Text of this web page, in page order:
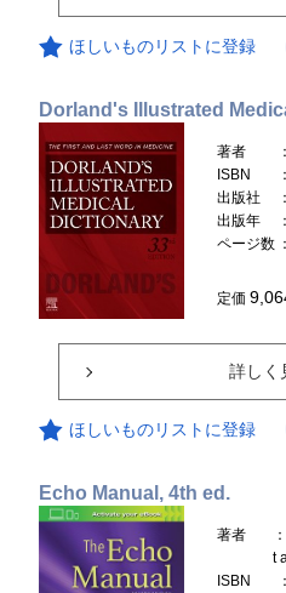
ほしいものリストに登録
Dorland's Illustrated
著者
ISBN
出版社
出版年
ページ数
定価
詳しく
ほしいものリストに登録
Echo Manual, 4th ed.
著者
t
ISBN